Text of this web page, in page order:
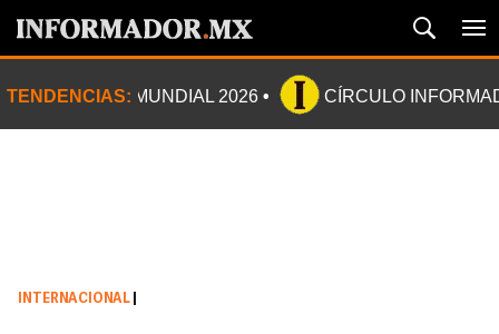
TENDENCIAS: MUNDIAL 2026 CÍRCULO
INTERNACIONAL